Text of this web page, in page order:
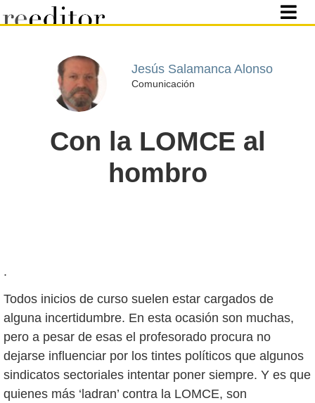
Jesús Salamanca Alonso
Comunicación
Con la LOMCE al
hombro
.
Todos inicios de curso suelen estar cargados de
alguna incertidumbre. En esta ocasión son muchas,
pero a pesar de esas el profesorado procura no
dejarse influenciar por los tintes políticos que algunos
sindicatos sectoriales intentar poner siempre. Y es que
quienes más ‘ladran’ contra la LOMCE, son